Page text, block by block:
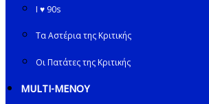
I ♥ 90s
Τα Αστέρια της Κριτικής
Οι Πατάτες της Κριτικής
MULTI-ΜΕΝΟΥ